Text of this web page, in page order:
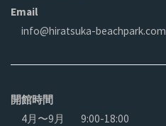
Email
info@hiratsuka-beachpark.com
開館時間
4月〜9月
9:00-18:00